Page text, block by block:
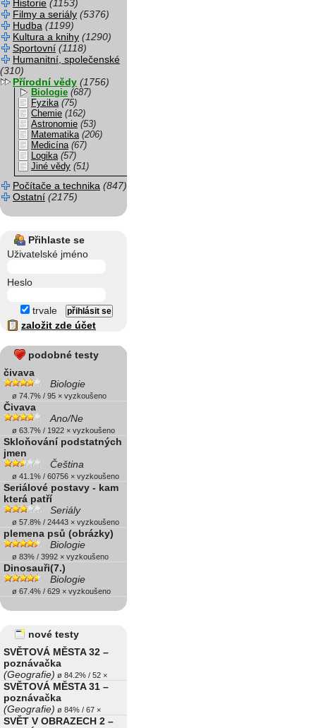
Historie (1153)
Filmy a seriály (5376)
Hudba (1199)
Kultura a knihy (1290)
Sportovní (1118)
Humanitní, společenské
(310)
Přírodní vědy (1756)
Biologie (687)
Fyzika (75)
Chemie (162)
Astronomie (53)
Matematika (206)
Medicína (67)
Logika (57)
Jiné vědy (51)
Počítače a technika (847)
Ostatní (2175)
Přihlaste se
Uživatelské jméno
Heslo
trvale
založit zde účet
podobné testy
čivava
Biologie
ø 74.7% / 95 × vyzkoušeno
Čivava
Ano/Ne
ø 63.7% / 1922 × vyzkoušeno
Skloňování podstatných
jmen
Čeština
ø 41.1% / 60756 × vyzkoušeno
Seriálové postavy - kam
která patří
Seriály
ø 57.8% / 24443 × vyzkoušeno
plemena psů (obrázky)
Biologie
ø 83% / 3992 × vyzkoušeno
Dinosauři(7.)
Biologie
ø 67.4% / 629 × vyzkoušeno
nové testy
SVĚTOVÁ MĚSTA 32 –
poznávačka
(Geografie) ø 84.2% / 52 ×
SVĚTOVÁ MĚSTA 31 –
poznávačka
(Geografie) ø 84% / 67 ×
SVĚT V OBRAZECH 2 –